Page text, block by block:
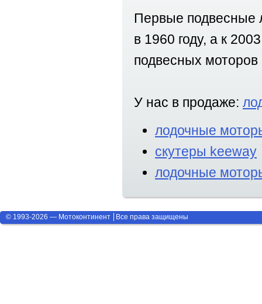
Первые подвесные
в 1960 году, а к
подвесных
У нас в продаже:
лодочные
скутеры keeway
лодочные
© 1993-2026 — Мотоконтинент Все права защищены